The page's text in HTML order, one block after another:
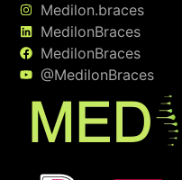
Medilon.braces
MedilonBraces
MedilonBraces
@MedilonBraces